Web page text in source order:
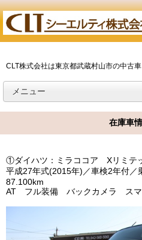
CLT株式会社は東京都武蔵村山市の中古車
在庫車
①ダイハツ：ミラココア Xリミテ
平成27年式(2015年)／車検2年付／
87.100km
AT フル装備 バックカメラ ス